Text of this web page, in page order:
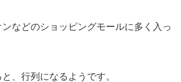
などのショッピングモールに多く入っ
、行列になるようです。